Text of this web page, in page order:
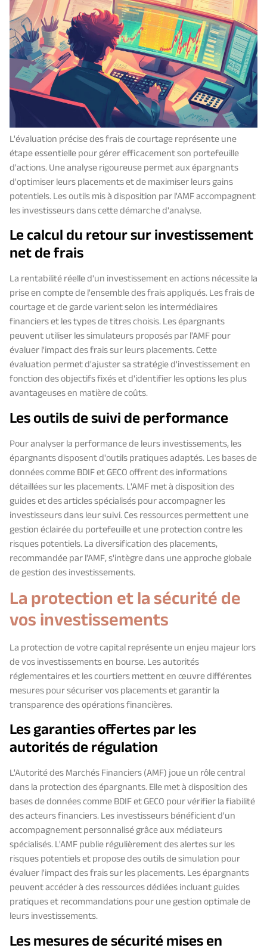
L'évaluation précise des frais de courtage représente une
étape essentielle pour gérer efficacement son portefeuille
d'actions. Une analyse rigoureuse permet aux épargnants
d'optimiser leurs placements et de maximiser leurs gains
potentiels. Les outils mis à disposition par l'AMF accompagnent
les investisseurs dans cette démarche d'analyse.
Le calcul du retour sur investissement
net de frais
La rentabilité réelle d'un investissement en actions nécessite la
prise en compte de l'ensemble des frais appliqués. Les frais de
courtage et de garde varient selon les intermédiaires
financiers et les types de titres choisis. Les épargnants
peuvent utiliser les simulateurs proposés par l'AMF pour
évaluer l'impact des frais sur leurs placements. Cette
évaluation permet d'ajuster sa stratégie d'investissement en
fonction des objectifs fixés et d'identifier les options les plus
avantageuses en matière de coûts.
Les outils de suivi de performance
Pour analyser la performance de leurs investissements, les
épargnants disposent d'outils pratiques adaptés. Les bases de
données comme BDIF et GECO offrent des informations
détaillées sur les placements. L'AMF met à disposition des
guides et des articles spécialisés pour accompagner les
investisseurs dans leur suivi. Ces ressources permettent une
gestion éclairée du portefeuille et une protection contre les
risques potentiels. La diversification des placements,
recommandée par l'AMF, s'intègre dans une approche globale
de gestion des investissements.
La protection et la sécurité de
vos investissements
La protection de votre capital représente un enjeu majeur lors
de vos investissements en bourse. Les autorités
réglementaires et les courtiers mettent en œuvre différentes
mesures pour sécuriser vos placements et garantir la
transparence des opérations financières.
Les garanties offertes par les
autorités de régulation
L'Autorité des Marchés Financiers (AMF) joue un rôle central
dans la protection des épargnants. Elle met à disposition des
bases de données comme BDIF et GECO pour vérifier la fiabilité
des acteurs financiers. Les investisseurs bénéficient d'un
accompagnement personnalisé grâce aux médiateurs
spécialisés. L'AMF publie régulièrement des alertes sur les
risques potentiels et propose des outils de simulation pour
évaluer l'impact des frais sur les placements. Les épargnants
peuvent accéder à des ressources dédiées incluant guides
pratiques et recommandations pour une gestion optimale de
leurs investissements.
Les mesures de sécurité mises en